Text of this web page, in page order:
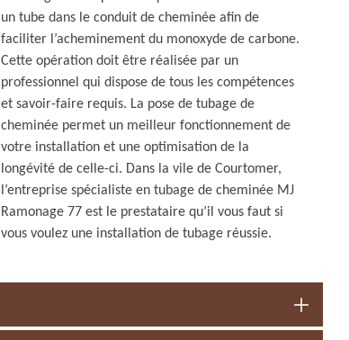
un tube dans le conduit de cheminée afin de
faciliter l’acheminement du monoxyde de carbone.
Cette opération doit être réalisée par un
professionnel qui dispose de tous les compétences
et savoir-faire requis. La pose de tubage de
cheminée permet un meilleur fonctionnement de
votre installation et une optimisation de la
longévité de celle-ci. Dans la vile de Courtomer,
l’entreprise spécialiste en tubage de cheminée MJ
Ramonage 77 est le prestataire qu’il vous faut si
vous voulez une installation de tubage réussie.